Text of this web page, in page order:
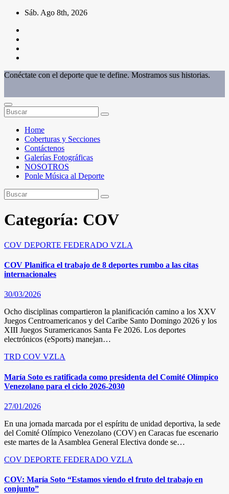
Saltar
contenido
Sáb. Ago 8th, 2026
Conéctate con el deporte que te define. Mostramos sus historias.
Home
Coberturas y Secciones
Contáctenos
Galerías Fotográficas
NOSOTROS
Ponle Música al Deporte
Categoría: COV
COV DEPORTE FEDERADO VZLA
COV Planifica el trabajo de 8 deportes rumbo a las citas
internacionales
30/03/2026
Ocho disciplinas compartieron la planificación camino a los XXV
Juegos Centroamericanos y del Caribe Santo Domingo 2026 y los
XIII Juegos Suramericanos Santa Fe 2026. Los deportes
electrónicos (eSports) manejan…
TRD COV VZLA
María Soto es ratificada como presidenta del Comité Olímpico
Venezolano para el ciclo 2026-2030
27/01/2026
En una jornada marcada por el espíritu de unidad deportiva, la sede
del Comité Olímpico Venezolano (COV) en Caracas fue escenario
este martes de la Asamblea General Electiva donde se…
COV DEPORTE FEDERADO VZLA
COV: María Soto “Estamos viendo el fruto del trabajo en
conjunto”